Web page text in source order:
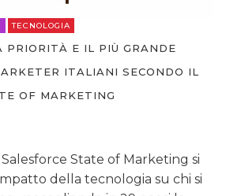
TECNOLOGIA
PRIORITÀ E IL PIÙ GRANDE
ITALIANI SECONDO IL
OF MARKETING
State of Marketing si
della tecnologia su chi si